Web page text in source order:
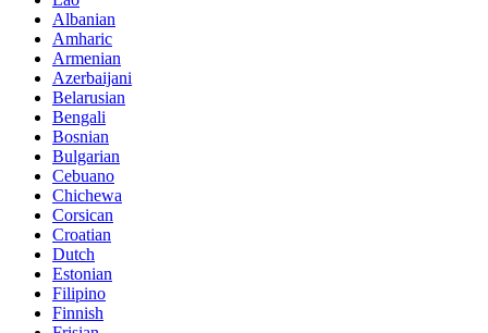
Albanian
Amharic
Armenian
Azerbaijani
Belarusian
Bengali
Bosnian
Bulgarian
Cebuano
Chichewa
Corsican
Croatian
Dutch
Estonian
Filipino
Finnish